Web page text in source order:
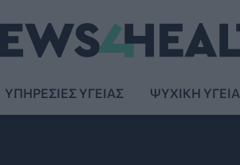
ΥΠΗΡΕΣΙΕΣ ΥΓΕΙΑΣ ΨΥΧΙΚΗ ΥΓΕΙΑ